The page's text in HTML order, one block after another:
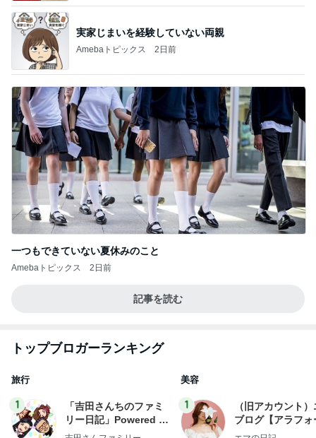
実家じまいを経験していない両親
Amebaトピックス 2日前
一つもできていない夏休みのこと
Amebaトピックス 2日前
記事を読む
トップブロガーランキング
旅行
1
「吉田さんちのファミ
リー日記」Powered b
y Ameba 吉田さんファ
美容
1
（旧アカウント
ブログ【アラフォ
社売却セカンドラ